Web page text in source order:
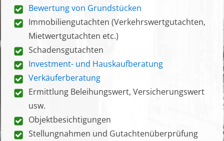
Bewertung von Grundstücken
Immobiliengutachten (Verkehrswertgutachten,
Mietwertgutachten etc.)
Schadensgutachten
Investment- und Hauskaufberatung
Verkäuferberatung
Ermittlung Beleihungswert, Versicherungswert
usw.
Objektbesichtigungen
Stellungnahmen und Gutachtenüberprüfung